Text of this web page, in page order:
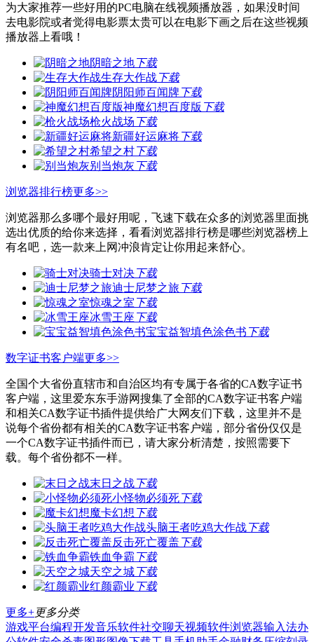
为大家推荐一些好用的PC电脑在线视频播放器，如果没时间
去电影院或者觉得电影票太贵可以在电影下画之后在这些视频
播放器上看哦！
阴暗之地下载
生存大作战下载
阴阳师百闻牌下载
神魔幻想百度版 下载
枪火战场 下载
新疆好运麻将下载
希望之村下载
别当炮灰 下载
浏览器排行榜更多>>
浏览器那么多哪个最好用呢，飞速下载在众多的浏览器里面挑
选出优质的给你来选择，看看浏览器排行榜是哪些浏览器榜上
有名吧，选一款来上网冲浪肯定让你用起来舒心。
骑士对决下载
迪士尼梦之旅 下载
惊魂之室 下载
冰雪王座 下载
宝宝益智填色涂色书 下载
数字证书客户端更多>>
全国个大省份直辖市和自治区均有专属于各省的CA数字证书
客户端，这里爱东东手游网搜集了全部的CA数字证书客户端
和相关CA数字证书插件提供给广大网友们下载，这里并不是
说每个省份都有相关的CA数字证书客户端，部分省份仅仅是
一个CA数字证书插件而已，请大家分析清楚，按照需要下
载。每个省份都不一样。
末日之战下载
小怪物必须死下载
魔卡幻想 下载
头脑王者吃鸡大作战下载
反击死亡覆盖 下载
铁血争霸 下载
天空之城下载
红颜霸业 下载
更多+更多分类
游戏平台编程开发音乐软件社交聊天视频软件浏览器输入法办